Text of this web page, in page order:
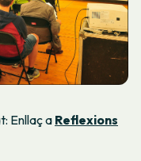
Enllaç a Reflexions